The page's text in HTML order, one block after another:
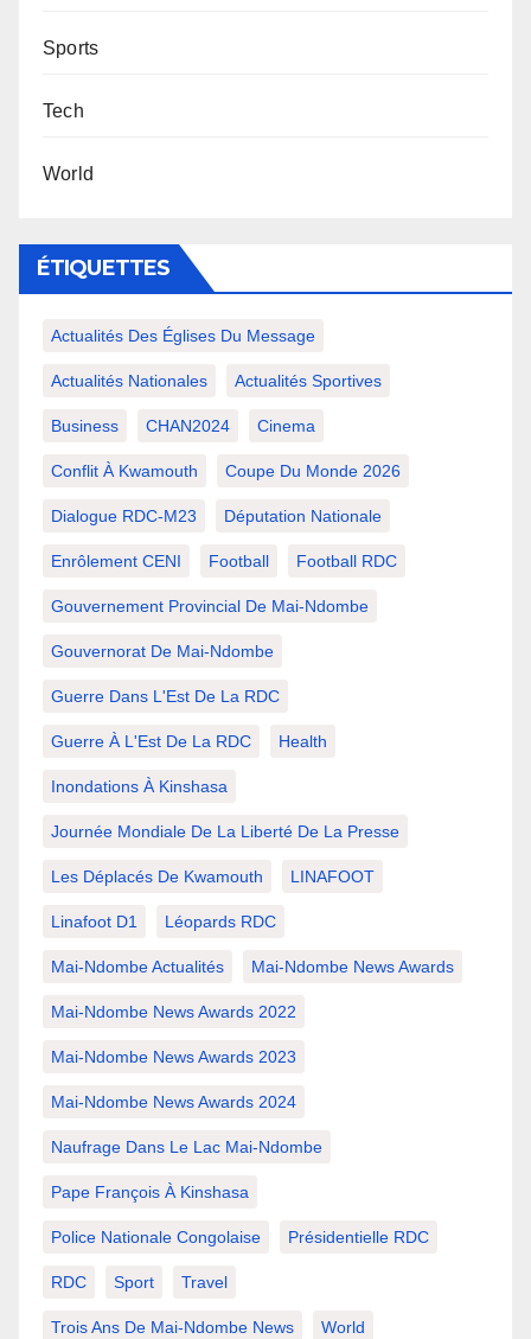
Sports
Tech
World
ÉTIQUETTES
Actualités Des Églises Du Message
Actualités Nationales Actualités Sportives
Business CHAN2024 Cinema
Conflit À Kwamouth Coupe Du Monde 2026
Dialogue RDC-M23 Députation Nationale
Enrôlement CENI Football Football RDC
Gouvernement Provincial De Mai-Ndombe
Gouvernorat De Mai-Ndombe
Guerre Dans L'Est De La RDC
Guerre À L'Est De La RDC Health
Inondations À Kinshasa
Journée Mondiale De La Liberté De La Presse
Les Déplacés De Kwamouth LINAFOOT
Linafoot D1 Léopards RDC
Mai-Ndombe Actualités Mai-Ndombe News Awards
Mai-Ndombe News Awards 2022
Mai-Ndombe News Awards 2023
Mai-Ndombe News Awards 2024
Naufrage Dans Le Lac Mai-Ndombe
Pape François À Kinshasa
Police Nationale Congolaise Présidentielle RDC
RDC Sport Travel
Trois Ans De Mai-Ndombe News World